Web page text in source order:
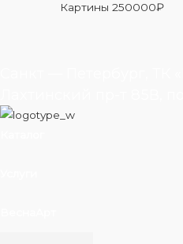
Картины250000₽